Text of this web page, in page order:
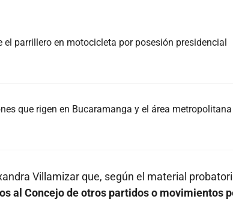
el parrillero en motocicleta por posesión presidencial
que rigen en Bucaramanga y el área
Villamizar que, según el material
al Concejo de otros partidos o movimientos